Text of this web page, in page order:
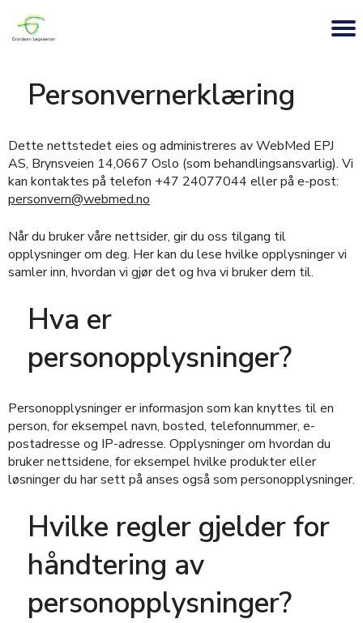
Personvernerklæring
Dette nettstedet eies og administreres av WebMed EPJ
AS, Brynsveien 14,0667 Oslo (som behandlingsansvarlig). Vi
kan kontaktes på telefon +47 24077044 eller på e-post:
personvern@webmed.no
Når du bruker våre nettsider, gir du oss tilgang til
opplysninger om deg. Her kan du lese hvilke opplysninger vi
samler inn, hvordan vi gjør det og hva vi bruker dem til.
Hva er
personopplysninger?
Personopplysninger er informasjon som kan knyttes til en
person, for eksempel navn, bosted, telefonnummer, e-
postadresse og IP-adresse. Opplysninger om hvordan du
bruker nettsidene, for eksempel hvilke produkter eller
løsninger du har sett på anses også som personopplysninger.
Hvilke regler gjelder for
håndtering av
personopplysninger?